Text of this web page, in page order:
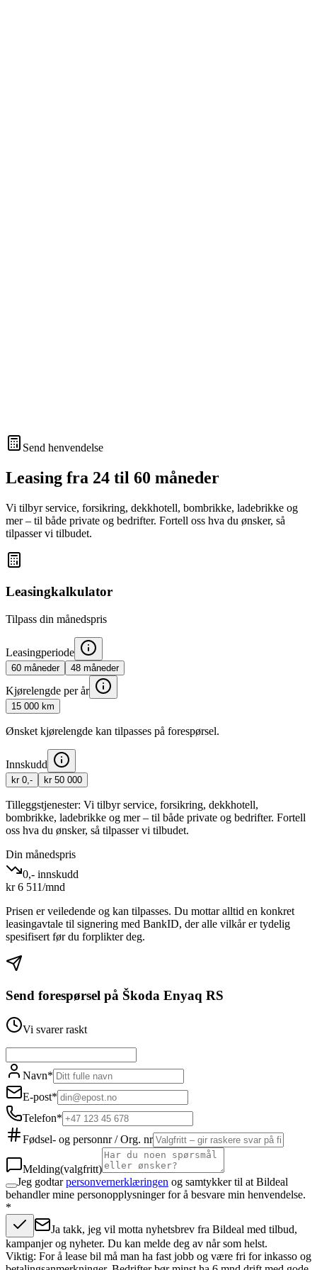
Send henvendelse
Leasing fra 24 til 60 måneder
Vi tilbyr service, forsikring, dekkhotell, bombrikke, ladebrikke og
mer – til både private og bedrifter. Fortell oss hva du ønsker, så
tilpasser vi tilbudet.
Leasingkalkulator
Tilpass din månedspris
Leasingperiode
60 måneder 48 måneder
Kjørelengde per år
15 000 km
Ønsket kjørelengde kan tilpasses på forespørsel.
Innskudd
kr 0,- kr 50 000
Tilleggstjenester: Vi tilbyr service, forsikring, dekkhotell,
bombrikke, ladebrikke og mer – til både private og bedrifter. Fortell
oss hva du ønsker, så tilpasser vi tilbudet.
Din månedspris
0,- innskudd
kr6 511/mnd
Prisen er veiledende og kan tilpasses. Du mottar alltid en konkret
leasingavtale til signering med BankID, der alle vilkår er tydelig
spesifisert før du forplikter deg.
Send forespørsel på Škoda Enyaq RS
Vi svarer raskt
Navn*
E-post*
Telefon*
Fødsel- og personnr / Org. nr
Melding(valgfritt)
Jeg godtar personvernerklæringen og samtykker til at Bildeal
behandler mine personopplysninger for å besvare min henvendelse.
*
Ja takk, jeg vil motta nyhetsbrev fra Bildeal med tilbud,
kampanjer og nyheter. Du kan melde deg av når som helst.
Viktig: For å lease bil må man ha fast jobb og være fri for inkasso og